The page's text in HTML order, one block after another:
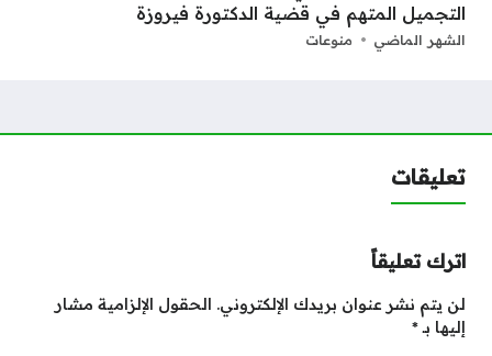
التجميل المتهم في قضية الدكتورة فيروزة
الشهر الماضي منوعات
تعليقات
اترك تعليقاً
لن يتم نشر عنوان بريدك الإلكتروني. الحقول الإلزامية مشار
إليها بـ*